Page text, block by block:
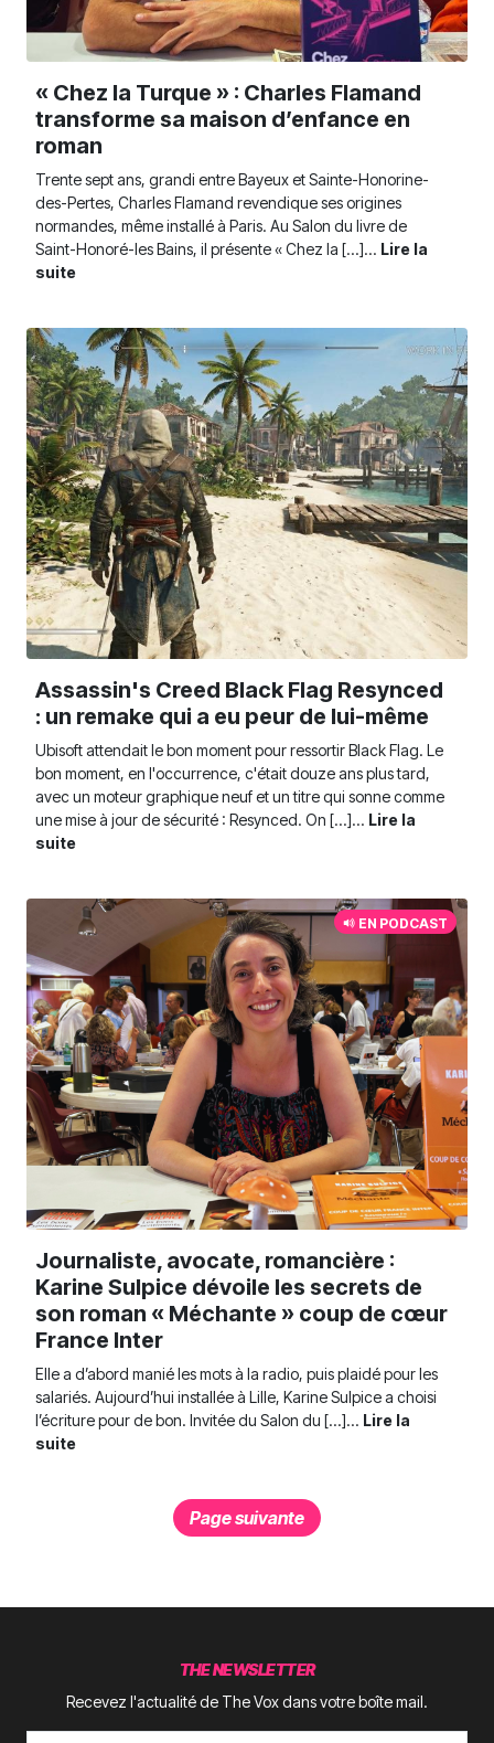
« Chez la Turque » : Charles Flamand
transforme sa maison d’enfance en
roman
Trente sept ans, grandi entre Bayeux et Sainte-Honorine-
des-Pertes, Charles Flamand revendique ses origines
normandes, même installé à Paris. Au Salon du livre de
Saint-Honoré-les Bains, il présente « Chez la [...]... Lire la
suite
Assassin's Creed Black Flag Resynced
: un remake qui a eu peur de lui-même
Ubisoft attendait le bon moment pour ressortir Black Flag. Le
bon moment, en l'occurrence, c'était douze ans plus tard,
avec un moteur graphique neuf et un titre qui sonne comme
une mise à jour de sécurité : Resynced. On [...]... Lire la
suite
EN PODCAST
Journaliste, avocate, romancière :
Karine Sulpice dévoile les secrets de
son roman « Méchante » coup de cœur
France Inter
Elle a d’abord manié les mots à la radio, puis plaidé pour les
salariés. Aujourd’hui installée à Lille, Karine Sulpice a choisi
l’écriture pour de bon. Invitée du Salon du [...]... Lire la
suite
Page suivante
THE NEWSLETTER
Recevez l'actualité de The Vox dans votre boîte mail.